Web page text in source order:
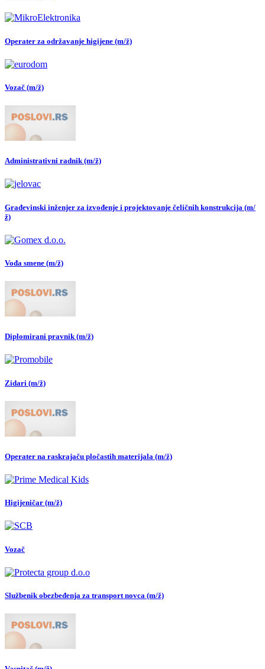
Operater za održavanje higijene (m/ž)
Vozač (m/ž)
Administrativni radnik (m/ž)
Građevinski inženjer za izvođenje i projektovanje čeličnih konstrukcija (m/
ž)
Vođa smene (m/ž)
Diplomirani pravnik (m/ž)
Zidari (m/ž)
Operater na raskrajaču pločastih materijala (m/ž)
Higijeničar (m/ž)
Vozač
Službenik obezbeđenja za transport novca (m/ž)